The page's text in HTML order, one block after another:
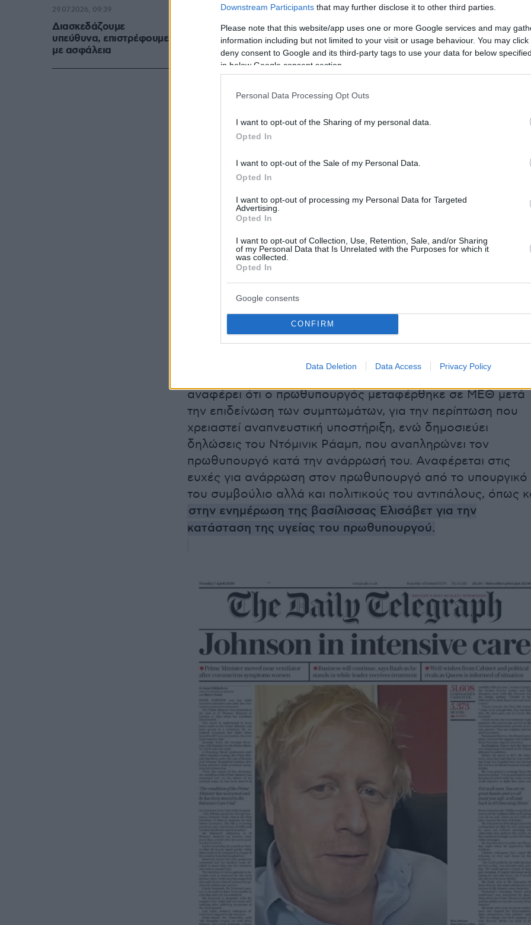
Downstream Participants that may further disclose it to other third parties.
Please note that this website/app uses one or more Google services and may
information including but not limited to your visit or usage behaviour. You may
deny consent to Google and its third-party tags to use your data for below
in below Google consent section.
Personal Data Processing Opt Outs
I want to opt-out of the Sharing of my personal data.
Opted In
I want to opt-out of the Sale of my Personal Data.
Opted In
I want to opt-out of processing my Personal Data for Targeted
Advertising.
Opted In
I want to opt-out of Collection, Use, Retention, Sale, and/or Sharing
of my Personal Data that Is Unrelated with the Purposes for which it
was collected.
Opted In
Google consents
CONFIRM
Data Deletion Data Access Privacy Policy
αναφέρει ότι ο πρωθυπουργός μεταφέρθηκε σε ΜΕΘ μετά
την επιδείνωση των συμπτωμάτων, για την περίπτωση που
χρειαστεί αναπνευστική υποστήριξη, ενώ δημοσιεύει
δηλώσεις του Ντόμινικ Ράαμπ, που αναπληρώνει τον
πρωθυπουργό κατά την ανάρρωσή του. Αναφέρεται στις
ευχές για ανάρρωση στον πρωθυπουργό από το υπουργικό
του συμβούλιο αλλά και πολιτικούς του αντιπάλους, όπως
στην ενημέρωση της βασίλισσας Ελισάβετ για την
κατάσταση της υγείας του πρωθυπουργού.
Διασκεδάζουμε
υπεύθυνα, επιστρέφουμε
με ασφάλεια
29.07.2026, 09:39